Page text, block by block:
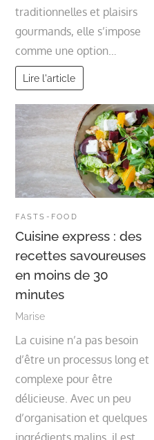
traditionnelles et plaisirs
gourmands, elle s’impose
comme une option…
Lire l'article
FASTS-FOOD
Cuisine express : des
recettes savoureuses
en moins de 30
minutes
Marise
La cuisine n’a pas besoin
d’être un processus long et
complexe pour être
délicieuse. Avec un peu
d’organisation et quelques
ingrédients malins, il est